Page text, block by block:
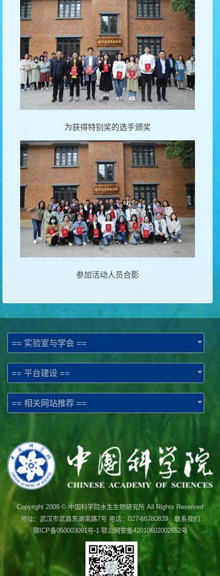
为获得特别奖的选手颁奖
参加活动人员合影
== 实验室与学会 ==
== 平台建设 ==
== 相关网站推荐 ==
Copyright 2009 © 中国科学院水生生物研究所 All Rights Reserved
地址：武汉市武昌东湖南路7号 电话：027-68780839 联系我们
鄂ICP备050003091号-1 鄂公网安备42010602002652号